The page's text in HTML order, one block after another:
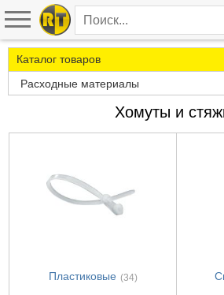
Каталог товаров
Расходные материалы
Хомуты и
Пластиковые (34)